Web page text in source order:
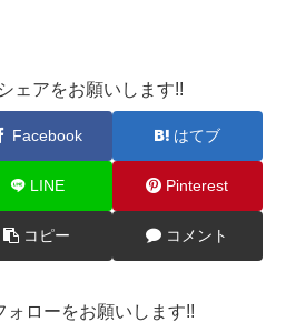
ェアをお願いします!!
Facebook はてブ
LINE Pinterest
コピー コメント
ォローをお願いします!!